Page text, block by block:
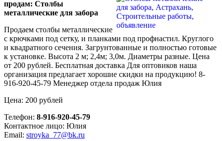
продам: Столбы
металлические для забора
Продаем столбы металлические
с крючками под сетку, и планками под профнастил. Круглого
и квадратного сечения. Загрунтованные и полностью готовые
к установке. Высота 2 м; 2,4м; 3,0м. Диаметры разные. Цена
от 200 рублей. Бесплатная доставка Для оптовиков наша
организация предлагает хорошие скидки на продукцию! 8-
916-920-45-79 Менеджер отдела продаж Юлия
Цена: 200 рублей
Телефон: 8-916-920-45-79
Контактное лицо: Юлия
Email: stroyka_77@bk.ru